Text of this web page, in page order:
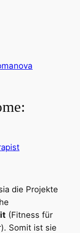
die Projekte
(Fitness für
Somit ist sie